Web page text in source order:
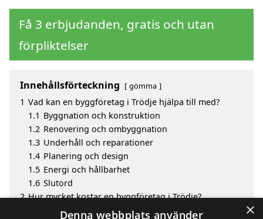
Få 3 erbjudanden, gratis och utan
förpliktelser
Innehållsförteckning gömma
1 Vad kan en byggföretag i Trödje hjälpa till med?
1.1 Byggnation och konstruktion
1.2 Renovering och ombyggnation
1.3 Underhåll och reparationer
1.4 Planering och design
1.5 Energi och hållbarhet
1.6 Slutord
2 Hur mycket kostar en byggföretag i Trödje?
Fördelar med att välja byggföretag i Trödje
×
Denna webbplats använder